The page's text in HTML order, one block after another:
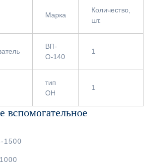
Марка
Количество,
шт.
ВП-
О-140
1
тип
ОН
1
вспомогательное
1500